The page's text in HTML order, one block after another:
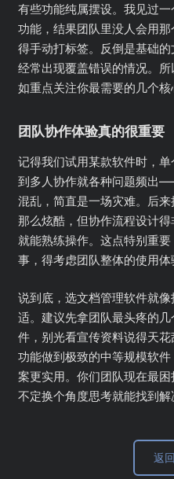
有些功能纯属摆设。我见过
功能，结果团队里没人会用
得手动打标签。反倒是基础
经常出现覆盖错误的情况。
如重点关注你最需要的几个核
团队协作体验真的很重要
记得我们试用某款软件时，
到多人协作就各种问题频出
混乱，简直是一场灾难。后
那么炫酷，但协作流程设计
就能熟练操作。这点特别重
事，得考虑团队整体的使用体
说到底，选文档管理软件就
适。建议先拿团队最头疼的
件，别光看宣传资料说得天
功能做到极致的中等规模软
案更实用。你们团队现在最
不定换个角度思考就能找到解
返